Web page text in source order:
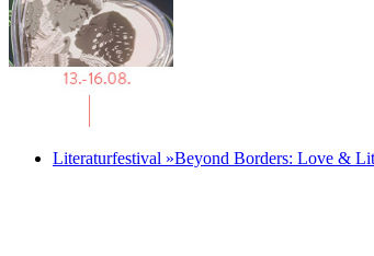
Literaturfestival »Beyond Borders: Love &